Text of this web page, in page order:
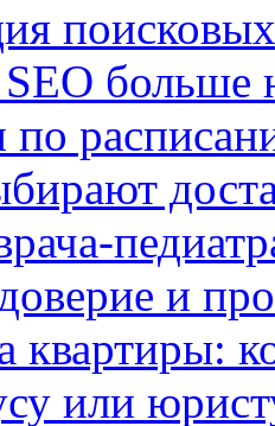
больше
и
квартиры:
или